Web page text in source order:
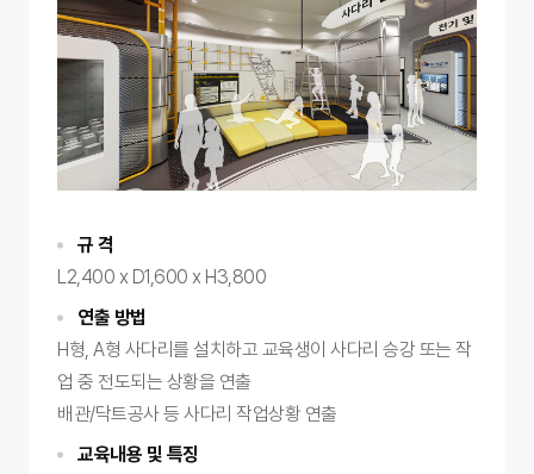
규 격
L2,400 x D1,600 x H3,800
연출 방법
H형, A형 사다리를 설치하고 교육생이 사다리 승강 또는 작
업 중 전도되는 상황을 연출
배관/닥트공사 등 사다리 작업상황 연출
교육내용 및 특징